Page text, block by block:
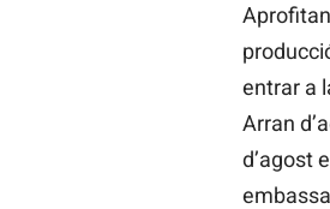
entrar a
Arran
d’agost